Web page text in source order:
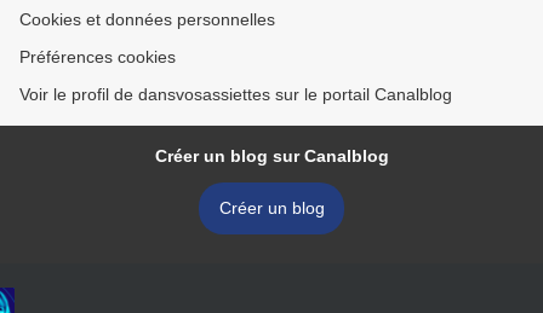
Cookies et données personnelles
Préférences cookies
Voir le profil de dansvosassiettes sur le portail Canalblog
Créer un blog sur Canalblog
Créer un blog